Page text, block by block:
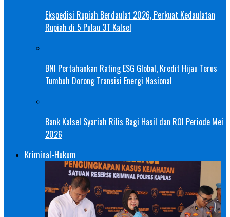
Ekspedisi Rupiah Berdaulat 2026, Perkuat Kedaulatan
Rupiah di 5 Pulau 3T Kalsel
BNI Pertahankan Rating ESG Global, Kredit Hijau Terus
Tumbuh Dorong Transisi Energi Nasional
Bank Kalsel Syariah Rilis Bagi Hasil dan ROI Periode Mei
2026
Kriminal-Hukum